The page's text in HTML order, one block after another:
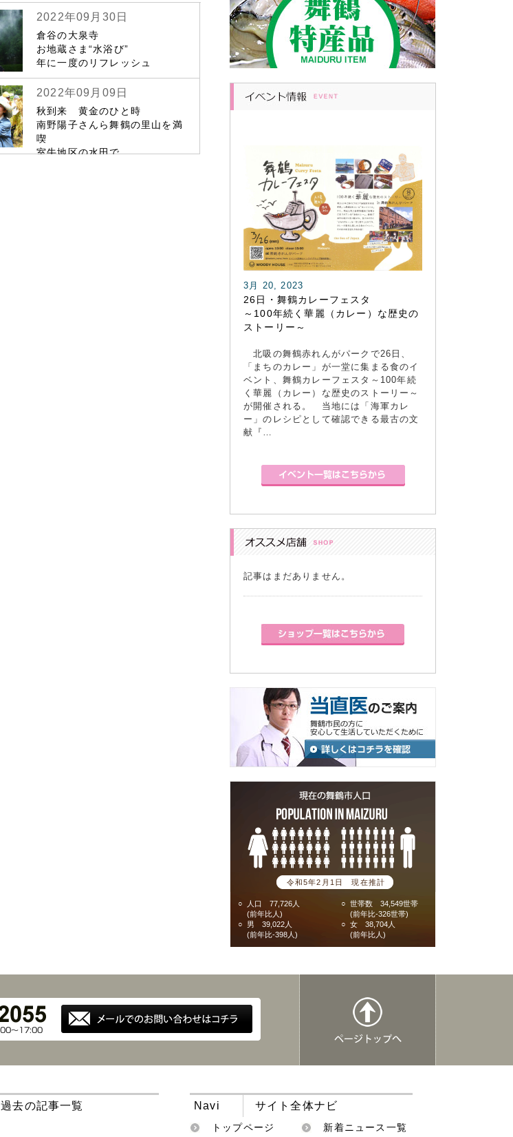
2022年09月30日
倉谷の大泉寺
お地蔵さま“水浴び”
年に一度のリフレッシュ
2022年09月09日
秋到来 黄金のひと時
南野陽子さんら舞鶴の里山を満
喫
室牛地区の水田で
3月 20, 2023
26日・舞鶴カレーフェスタ
～100年続く華麗（カレー）な歴史の
ストーリー～
北吸の舞鶴赤れんがパークで26日、
「まちのカレー」が一堂に集まる食のイ
ベント、舞鶴カレーフェスタ～100年続
く華麗（カレー）な歴史のストーリー～
が開催される。 当地には「海軍カレ
ー」のレシピとして確認できる最古の文
献『…
記事はまだありません。
令和5年2月1日 現在推計
○
人口 77,726人
(前年比人)
○
男 39,022人
(前年比-398人)
○ 世帯数 34,549世帯
(前年比-326世帯)
○ 女 38,704人
(前年比人)
過去の記事一覧 Navi サイト全体ナビ
トップページ 新着ニュース一覧